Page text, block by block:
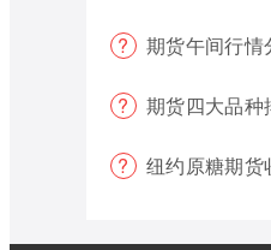
期货午间行情
期货四大品种
纽约原糖期货